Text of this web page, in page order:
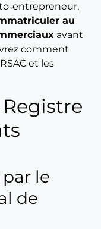
entrepreneur,
au
avant
comment
et les
Registre
le
de